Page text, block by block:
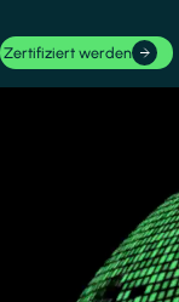
Zertifiziert werden